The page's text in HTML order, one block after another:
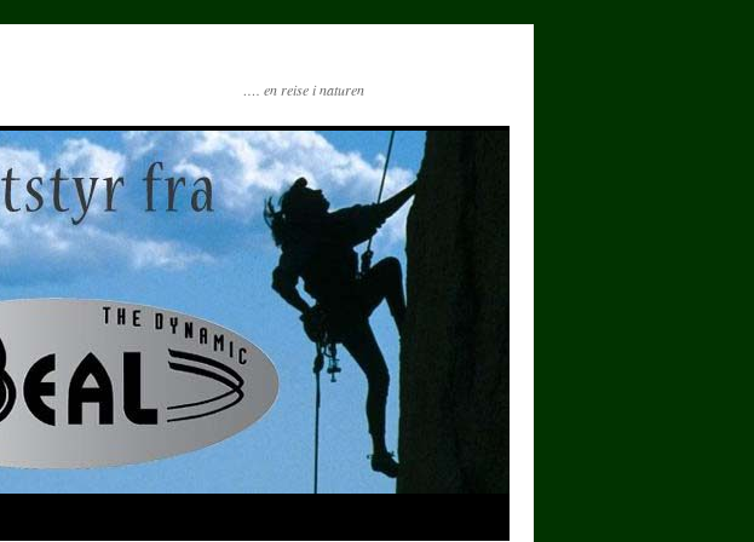
…. en reise i naturen